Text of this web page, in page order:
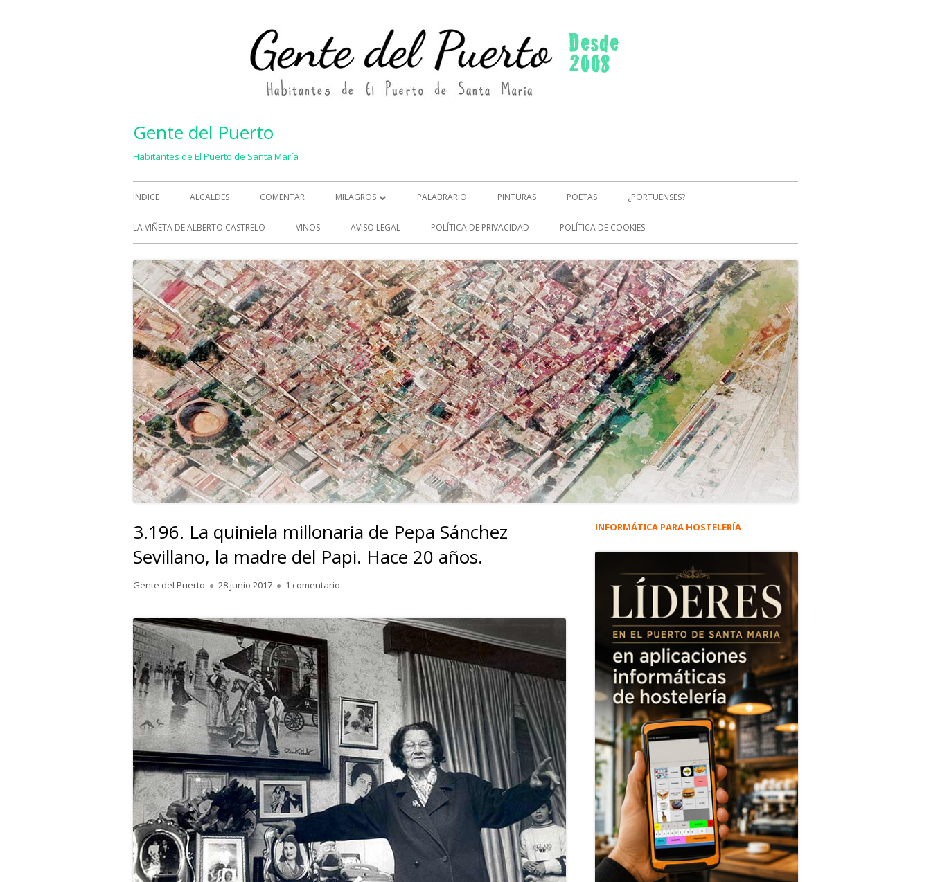
Gente del Puerto
Habitantes de El Puerto de Santa María
Menú
principal
ÍNDICE ALCALDES COMENTAR MILAGROS
MILAGROS (2)
PALABRARIO PINTURAS POETAS ¿PORTUENSES?
LA VIÑETA DE ALBERTO CASTRELO VINOS AVISO LEGAL POLÍTICA DE PRIVACIDAD POLÍTICA DE COOKIES
3.196. La quiniela millonaria de Pepa Sánchez
Sevillano, la madre del Papi. Hace 20 años.
Autor
Gente del Puerto
Publicado
28 junio 2017 1 comentario en 3.196. La quiniela millonaria de Pepa Sánchez Sevillano, la madre del Papi. Hace 20 años.
Barra
principal
INFORMÁTICA PARA HOSTELERÍA